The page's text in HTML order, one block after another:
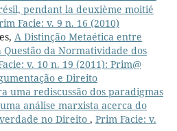
pendant la deuxième moitié
Facie: v. 9 n. 16 (2010)
A Distinção Metaética entre
Questão da Normatividade dos
v. 10 n. 19 (2011): Prim@
e Direito
uma rediscussão dos paradigmas
análise marxista acerca do
no Direito , Prim Facie: v.